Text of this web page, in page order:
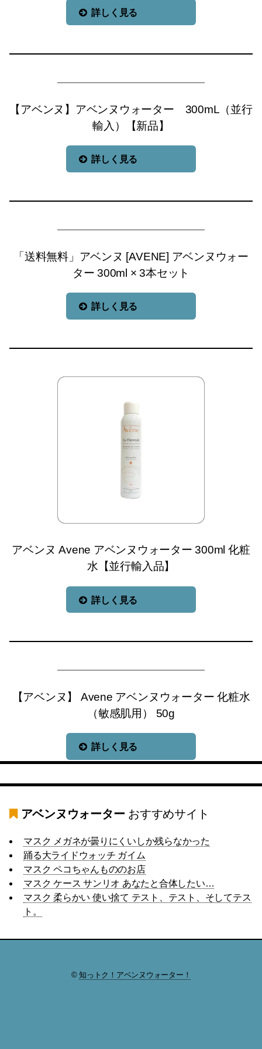
詳しく見る
【アベンヌ】アベンヌウォーター 300mL（並行
輸入）【新品】
詳しく見る
「送料無料」アベンヌ [AVENE] アベンヌウォー
ター 300ml × 3本セット
詳しく見る
アベンヌ Avene アベンヌウォーター 300ml 化粧
水【並行輸入品】
詳しく見る
【アベンヌ】 Avene アベンヌウォーター 化粧水
（敏感肌用） 50g
詳しく見る
アベンヌウォーター おすすめサイト
マスク メガネが曇りにくいしか残らなかった
踊る大ライドウォッチ ガイム
マスク ペコちゃんもののお店
マスク ケース サンリオ あなたと合体したい…
マスク 柔らかい 使い捨て テスト、テスト、そしてテス
ト。
©知っトク！アベンヌウォーター！